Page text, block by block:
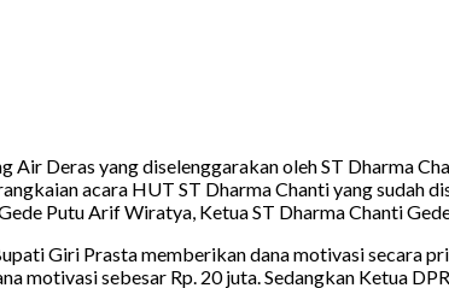
Deras yang diselenggarakan oleh ST Dharma
acara HUT ST Dharma Chanti yang sudah
Putu Arif Wiratya, Ketua ST Dharma Chanti
Giri Prasta memberikan dana motivasi secara
motivasi sebesar Rp. 20 juta. Sedangkan Ketua